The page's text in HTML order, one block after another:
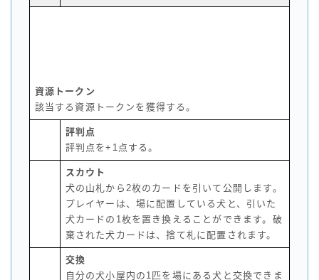
資源トークン
該当する資源トークンを獲得する。
評判点
評判点を+1点する。
スカウト
犬の山札から2枚のカードを引いて公開します。
プレイヤーは、場に配置している犬と、引いた
犬カードの1枚を置き換えることができます。破
棄された犬カードは、捨て札に配置されます。
交換
自分の犬小屋内の1匹を場にある犬と交換できま